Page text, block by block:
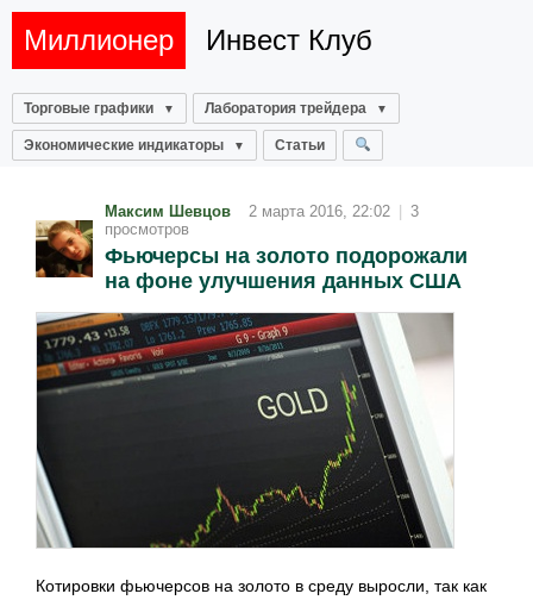
Миллионер Инвест Клуб
Торговые графики Лаборатория трейдера
Экономические индикаторы Статьи
Максим Шевцов 2 марта 2016, 22:02
3
просмотров
Фьючерсы на золото подорожали
на фоне улучшения данных США
Котировки фьючерсов на золото в среду выросли, так как